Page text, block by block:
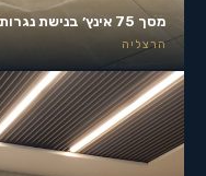
מסך 75 אינץ׳ בנישת נגרות
הרצליה